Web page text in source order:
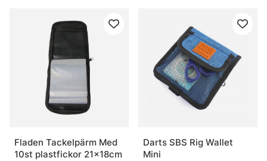
Fladen Tackelpärm Med
10st plastfickor 21x18cm
Darts SBS Rig Wallet
Mini